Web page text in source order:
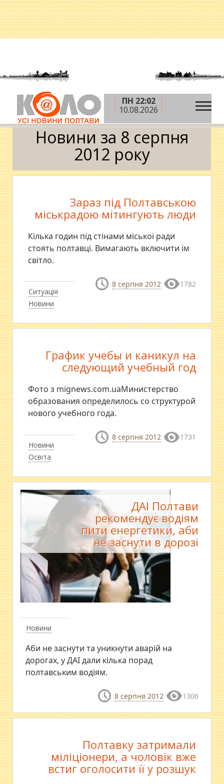
ПН 22:02
10.08.2026
Головна » 2012 рік » серпень »8 серпня
Календар
Новини за 8 серпня
2012 року
Ситуація
Новини
Зараз під Полтавською
міськрадою мітингують люди
Кілька годин під стінами міської ради
стоять полтавці. Вимагають включити їм
світло.
8 серпня 2012 1782
Новини
Освіта
График учебы и каникул на
следующий учебный год
Фото з mignews.com.uaМинистерство
образования определилось со структурой
нового учебного года.
8 серпня 2012 1731
Новини
ДАІ Полтави
рекомендує водіям
пити енергетики, аби
не заснути в дорозі
Аби не заснути та уникнути аварій на
дорогах, у ДАІ дали кілька порад
полтавським водіям.
8 серпня 2012 1306
Полтавку затримали
міліціонери, а чоловік вже
встиг оголосити її у розшук